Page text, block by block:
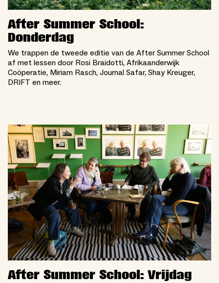
After Summer School:
Donderdag
We trappen de tweede editie van de After Summer School
af met lessen door Rosi Braidotti, Afrikaanderwijk
Coöperatie, Miriam Rasch, Journal Safar, Shay Kreuger,
DRIFT en meer.
After Summer School: Vrijdag